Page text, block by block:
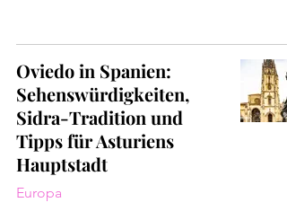
Oviedo in Spanien:
Sehenswürdigkeiten,
Sidra-Tradition und
Tipps für Asturiens
Hauptstadt
Europa